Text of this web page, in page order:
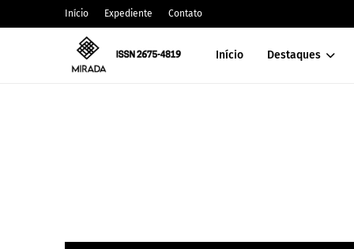
Início Expediente Contato
Início Destaques